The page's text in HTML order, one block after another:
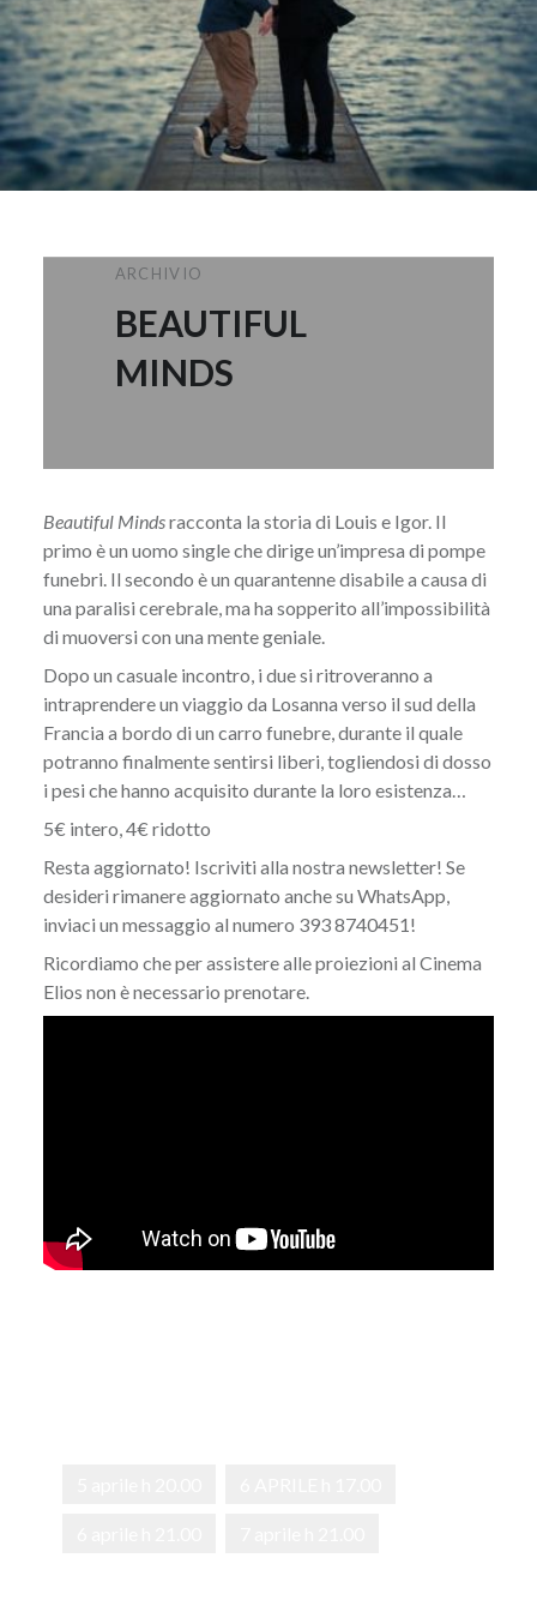
ARCHIVIO
BEAUTIFUL
MINDS
Beautiful Mindsracconta la storia di Louis e Igor. Il
primo è un uomo single che dirige un’impresa di pompe
funebri. Il secondo è un quarantenne disabile a causa di
una paralisi cerebrale, ma ha sopperito all’impossibilità
di muoversi con una mente geniale.
Dopo un casuale incontro, i due si ritroveranno a
intraprendere un viaggio da Losanna verso il sud della
Francia a bordo di un carro funebre, durante il quale
potranno finalmente sentirsi liberi, togliendosi di dosso
i pesi che hanno acquisito durante la loro esistenza…
5€ intero, 4€ ridotto
Resta aggiornato! Iscriviti alla nostra newsletter! Se
desideri rimanere aggiornato anche su WhatsApp,
inviaci un messaggio al numero 393 8740451!
Ricordiamo che per assistere alle proiezioni al Cinema
Elios non è necessario prenotare.